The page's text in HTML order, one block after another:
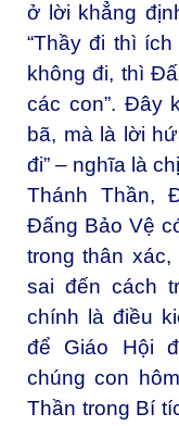
ở lời khẳng
“Thầy đi thì
không đi, thì
các con”. Đây
bã, mà là lời
đi” – nghĩa là
Thánh Thần,
Đấng Bảo Vệ
trong thân
sai đến cách
chính là điều
để Giáo Hội
chúng con
Thần trong Bí